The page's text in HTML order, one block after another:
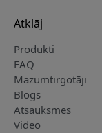
Atklāj
Produkti
FAQ
Mazumtirgotāji
Blogs
Atsauksmes
Video